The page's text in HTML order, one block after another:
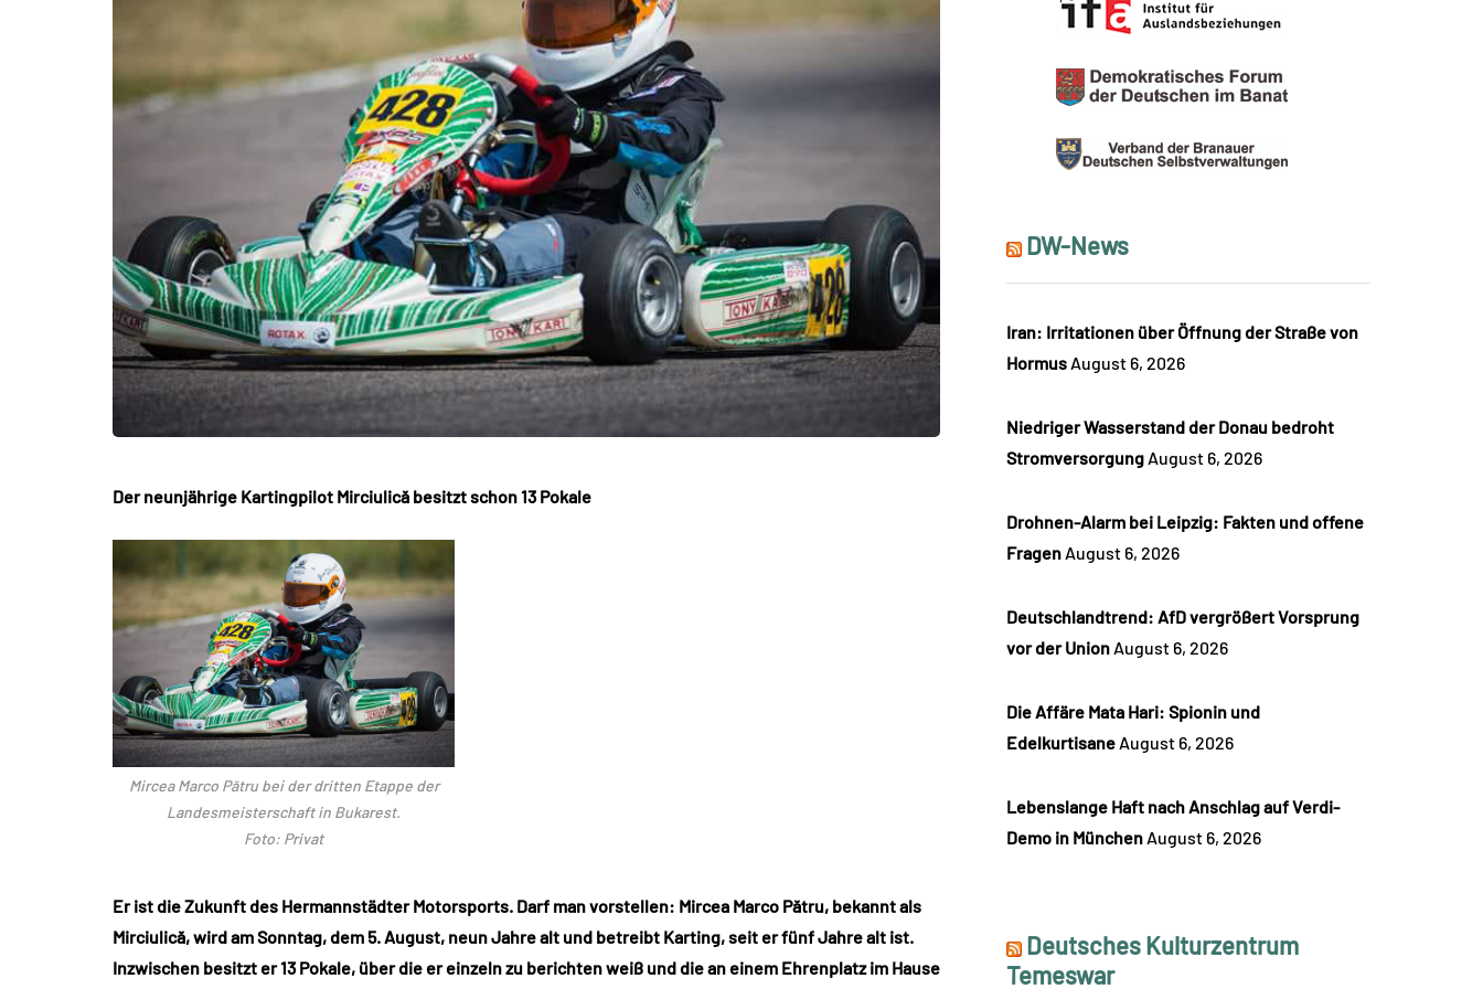
Der neunjährige Kartingpilot Mirciulică besitzt schon 13 Pokale
Mircea Marco Pătru bei der dritten Etappe der
Landesmeisterschaft in Bukarest.
Foto: Privat
Er ist die Zukunft des Hermannstädter Motorsports. Darf man vorstellen: Mircea Marco Pătru, bekannt als
Mirciulică, wird am Sonntag, dem 5. August, neun Jahre alt und betreibt Karting, seit er fünf Jahre alt ist.
Inzwischen besitzt er 13 Pokale, über die er einzeln zu berichten weiß und die an einem Ehrenplatz im Hause
DW-News
Iran: Irritationen über Öffnung der Straße von
Hormus August 6, 2026
Niedriger Wasserstand der Donau bedroht
Stromversorgung August 6, 2026
Drohnen-Alarm bei Leipzig: Fakten und offene
Fragen August 6, 2026
Deutschlandtrend: AfD vergrößert Vorsprung
vor der Union August 6, 2026
Die Affäre Mata Hari: Spionin und
Edelkurtisane August 6, 2026
Lebenslange Haft nach Anschlag auf Verdi-
Demo in München August 6, 2026
Deutsches Kulturzentrum
Temeswar